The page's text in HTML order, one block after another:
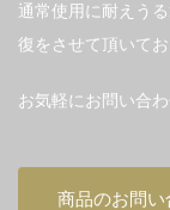
通常使用に耐えう
復をさせて頂いてお
お気軽にお問い合わ
商品のお問い